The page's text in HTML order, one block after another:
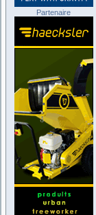
Partenaire